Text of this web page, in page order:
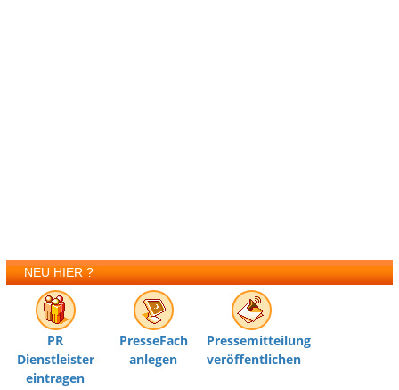
NEU HIER ?
PR
Dienstleister
eintragen
PresseFach
anlegen
Pressemitteilung
veröffentlichen